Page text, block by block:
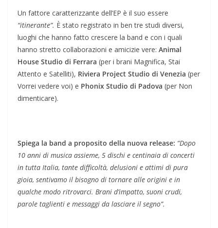
Un fattore caratterizzante dell’EP è il suo essere
“itinerante”. È stato registrato in ben tre studi diversi,
luoghi che hanno fatto crescere la band e con i quali
hanno stretto collaborazioni e amicizie vere: Animal
House Studio di Ferrara (per i brani Magnifica, Stai
Attento e Satelliti), Riviera Project Studio di Venezia (per
Vorrei vedere voi) e Phonix Studio di Padova (per Non
dimenticare).
Spiega la band a proposito della nuova release: “Dopo
10 anni di musica assieme, 5 dischi e centinaia di concerti
in tutta Italia, tante difficoltà, delusioni e attimi di pura
gioia, sentivamo il bisogno di tornare alle origini e in
qualche modo ritrovarci. Brani d’impatto, suoni crudi,
parole taglienti e messaggi da lasciare il segno”.